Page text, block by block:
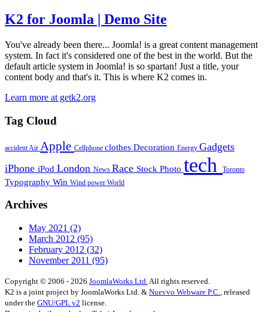
K2 for Joomla | Demo Site
You've already been there... Joomla! is a great content management
system. In fact it's considered one of the best in the world. But the
default article system in Joomla! is so spartan! Just a title, your
content body and that's it. This is where K2 comes in.
Learn more at getk2.org
Tag Cloud
accident Air Apple Cellphone clothes Decoration Energy Gadgets
iPhone iPod London News Race Stock Photo tech Toronto
Typography Win Wind power World
Archives
May 2021 (2)
March 2012 (95)
February 2012 (32)
November 2011 (95)
Copyright © 2006 - 2026 JoomlaWorks Ltd.All rights reserved.
K2 is a joint project by JoomlaWorks Ltd. & Nuevvo Webware P.C., released
under the GNU/GPL v2 license.